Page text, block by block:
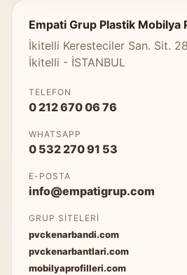
Empati Grup Plastik Mobilya
İkitelli Keresteciler San. Sit.
İkitelli - İSTANBUL
TELEFON
0 212 670 06 76
WHATSAPP
0 532 270 91 53
E-POSTA
info@empatigrup.com
GRUP SITELERI
pvckenarbandi.com
pvckenarbantlari.com
mobilyaprofilleri.com